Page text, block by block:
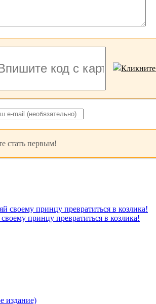
стать первым!
принцу превратиться в козлика!